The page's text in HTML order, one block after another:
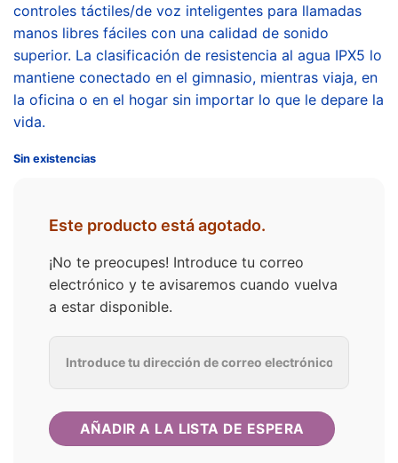
controles táctiles/de voz inteligentes para llamadas
manos libres fáciles con una calidad de sonido
superior. La clasificación de resistencia al agua IPX5 lo
mantiene conectado en el gimnasio, mientras viaja, en
la oficina o en el hogar sin importar lo que le depare la
vida.
Sin existencias
Este producto está agotado.
¡No te preocupes! Introduce tu correo
electrónico y te avisaremos cuando vuelva
a estar disponible.